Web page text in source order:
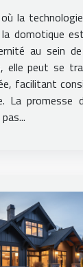
la
domotique
au sein
elle peut se
facilitant
La promesse